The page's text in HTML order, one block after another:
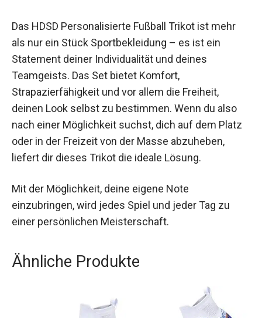
als nur ein Stück Sportbekleidung – es ist ein
Statement deiner Individualität und deines
Teamgeists. Das Set bietet Komfort,
Strapazierfähigkeit und vor allem die Freiheit,
deinen Look selbst zu bestimmen. Wenn du also
nach einer Möglichkeit suchst, dich auf dem
Platz oder in der Freizeit von der Masse
abzuheben, liefert dir dieses Trikot die ideale
Lösung.
Mit der Möglichkeit, deine eigene Note
einzubringen, wird jedes Spiel und jeder Tag zu
einer persönlichen Meisterschaft.
Ähnliche Produkte